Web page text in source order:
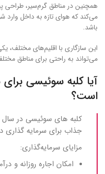
همچنین در مناطق گرم‌سیر،
می‌کند که هوای تازه به داخل وارد
باشد.
این سازگاری با اقلیم‌های مختلف،
می‌تواند به راحتی برای مناطق
آیا کلبه سوئیسی
است؟
کلبه‌ های سوئیسی در سال‌
جذاب برای سرمایه‌ گذاری
مزایای سرمایه‌گذاری:
امکان اجاره روزانه و